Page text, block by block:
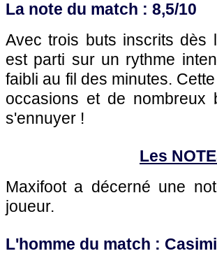
La note du match : 8,5/10
Avec trois buts inscrits dès
est parti sur un rythme
faibli au fil des minutes.
occasions et de
s'ennuyer !
Les
Maxifoot a décerné une
joueur.
L'homme du match :